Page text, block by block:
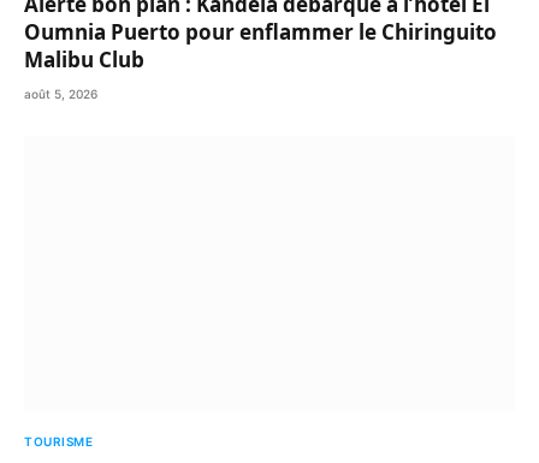
Oumnia Puerto pour enflammer le Chiringuito
Malibu Club
août 5, 2026
TOURISME